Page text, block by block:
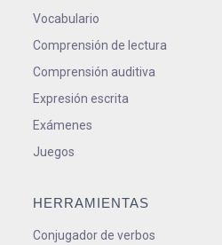
Vocabulario
Comprensión de lectura
Comprensión auditiva
Expresión escrita
Exámenes
Juegos
HERRAMIENTAS
Conjugador de verbos